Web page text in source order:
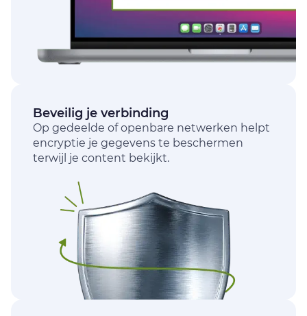
Beveilig je verbinding
Op gedeelde of openbare netwerken helpt
encryptie je gegevens te beschermen
terwijl je content bekijkt.